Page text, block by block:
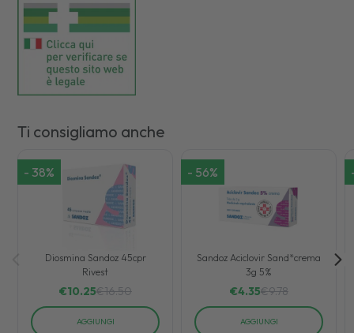
Ti consigliamo anche
- 38%
Diosmina Sandoz 45cpr
Rivest
€10.25€16.50
AGGIUNGI
- 56%
Sandoz Aciclovir Sand*crema
3g 5%
€4.35€9.78
AGGIUNGI